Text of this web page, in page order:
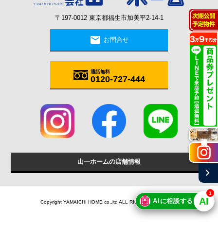
〒197-0012 東京都福生市加美平2-14-1
mail お問合せ
通話無料
0120-727-444
山一ホームの店舗情報
Copyright YAMAICHI HOME co.,ltd ALL RIGHTS RESERVED.
施工実例
chevron_right
🤖 AIに相談する AI
1